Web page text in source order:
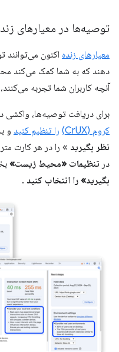
توصیه‌ها در معیارهای
معیارهای زنده اکنون می‌توانند
دهند که به شما کمک می‌کند
آنچه کاربران شما تجربه
برای دریافت توصیه‌ها، واکشی
کروم (CrUX)
را تنظیم کنید و
نظر بگیرید » را در هر کارت
در تنظیمات «محیط زیست»
بگیرید» را انتخاب کنید .